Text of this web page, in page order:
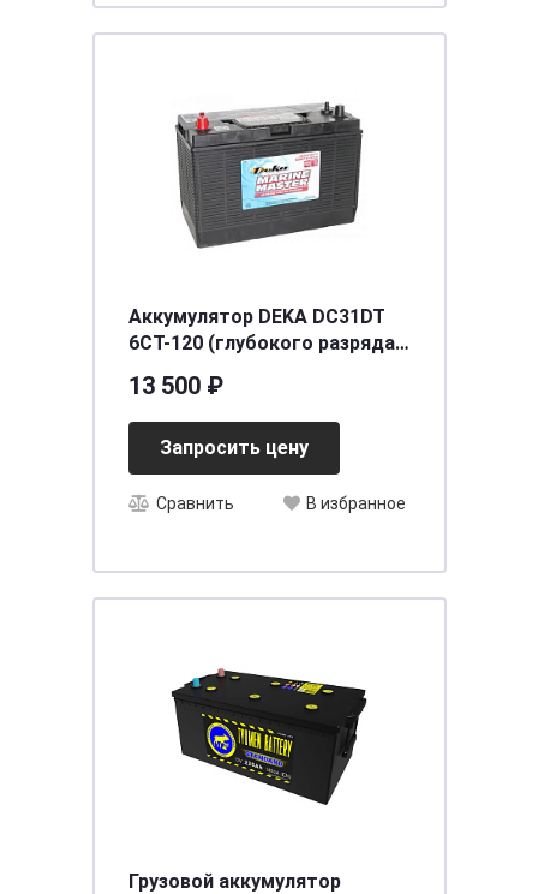
Аккумулятор DEKA DC31DT
6СТ-120 (глубокого разряда)
13 500 ₽
Запросить цену
Сравнить В избранное
Грузовой аккумулятор